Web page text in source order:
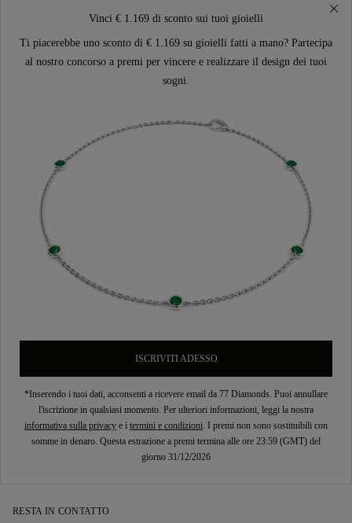
Vinci € 1.169 di sconto sui tuoi gioielli
Ti piacerebbe uno sconto di € 1.169 su gioielli fatti a mano? Partecipa
al nostro concorso a premi per vincere e realizzare il design dei tuoi
sogni.
ISCRIVITI ADESSO
*Inserendo i tuoi dati, acconsenti a ricevere email da 77 Diamonds. Puoi annullare
l'iscrizione in qualsiasi momento. Per ulteriori informazioni, leggi la nostra
informativa sulla privacy e i termini e condizioni. I premi non sono sostituibili con
somme in denaro. Questa estrazione a premi termina alle ore 23:59 (GMT) del
giorno 31/12/2026
RESTA IN CONTATTO